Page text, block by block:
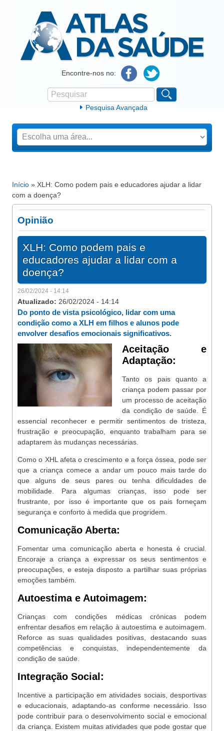
Atlas da SaúdeEncontre-nos no:
Formulário de procura
Pesquisar
Pesquisa Avançada
Está aqui
Início » XLH: Como podem pais e educadores ajudar a lidar
com a doença?
Opinião
XLH: Como podem pais e
educadores ajudar a lidar com a
doença?
26/02/2024 - 14:14
Atualizado: 26/02/2024 - 14:14
Do ponto de vista psicológico, lidar com uma
condição como a XLH em filhos e alunos pode
envolver desafios emocionais significativos.
Aceitação e
Adaptação:
Tanto os pais quanto a
criança podem passar por
um processo de aceitação
da condição de saúde. É
essencial reconhecer e permitir sentimentos de tristeza,
frustração e preocupação, enquanto trabalham para se
adaptarem às mudanças necessárias.
Como o XHL afeta o crescimento e a força óssea, pode ser
que a criança comece a andar um pouco mais tarde do
que alguns de seus pares ou tenha dificuldades de
mobilidade. Para algumas crianças, isso pode ser
frustrante, por isso é importante que os pais forneçam
segurança e conforto à medida que progridem.
Comunicação Aberta:
Fomentar uma comunicação aberta e honesta é crucial.
Encoraje a criança a expressar os seus sentimentos e
preocupações, e esteja disposto a partilhar suas próprias
emoções também.
Autoestima e Autoimagem:
Crianças com condições médicas crónicas podem
enfrentar desafios em relação à autoestima e autoimagem.
Reforce as suas qualidades positivas, destacando suas
competências e conquistas, independentemente da
condição de saúde.
Integração Social:
Incentive a participação em atividades sociais, desportivas
e educacionais, adaptando-as conforme necessário. Isso
pode contribuir para o desenvolvimento social e emocional
da criança. Existem muitas atividades que pode gostar que